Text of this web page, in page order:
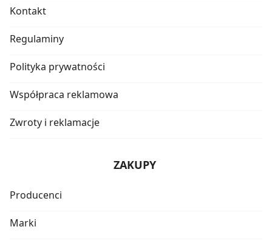
Kontakt
Regulaminy
Polityka prywatności
Współpraca reklamowa
Zwroty i reklamacje
ZAKUPY
Producenci
Marki